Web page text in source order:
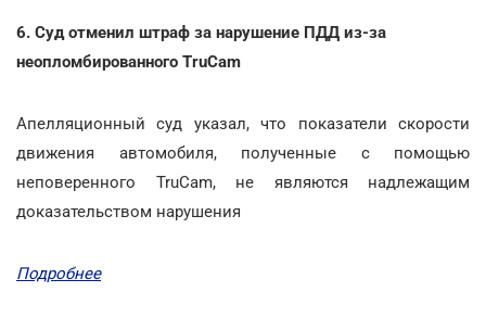
6. Суд отменил штраф за нарушение ПДД из-за
неопломбированного TruCam
Апелляционный суд указал, что показатели скорости
движения автомобиля, полученные с помощью
неповеренного TruCam, не являются надлежащим
доказательством нарушения
Подробнее